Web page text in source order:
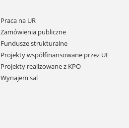
Praca na UR
Zamówienia publiczne
Fundusze strukturalne
Projekty współfinansowane przez UE
Projekty realizowane z KPO
Wynajem sal